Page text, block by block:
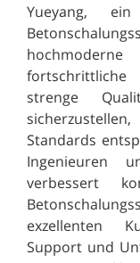
Yueyang,
strenge
Standards
Ingenieuren
verbessert
exzellenten
Support und